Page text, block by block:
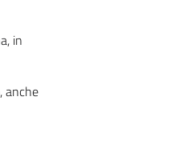
in
anche